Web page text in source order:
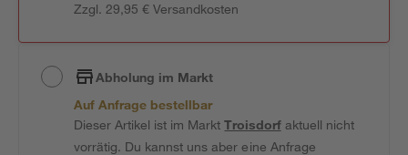
Zzgl. 29,95 € Versandkosten
Abholung im Markt
Auf Anfrage bestellbar
Dieser Artikel ist im MarktTroisdorfaktuell nicht
vorrätig. Du kannst uns aber eine Anfrage